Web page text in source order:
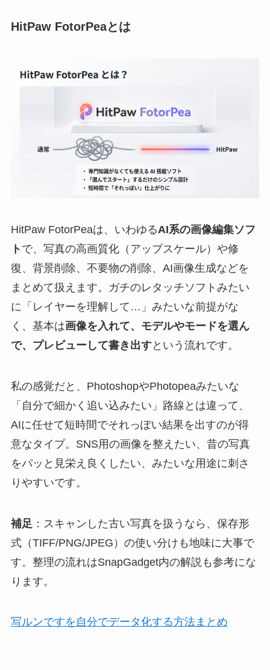
HitPaw FotorPeaとは
HitPaw FotorPeaは、いわゆるAI系の画像編集ソフ
ト で、写真の高画質化（アップスケール）や修
復、背景削除、不要物の削除、AI画像生成などを
まとめて扱えます。ガチのレタッチソフトみたい
に「レイヤーを理解して…」みたいな前提がな
く、基本は画像を入れて、モデルやモードを選ん
で、プレビューして書き出すという流れです。
私の感覚だと、PhotoshopやPhotopeaみたいな
「自分で細かく追い込みたい」路線とは違って、
AIに任せて短時間でそれっぽい結果を出すのが得
意なタイプ。SNS用の画像を整えたい、昔の写真
をパッと見栄え良くしたい、みたいな用途に刺さ
りやすいです。
補足 ：スキャンした古い写真を扱うなら、保存形
式（TIFF/PNG/JPEG）の使い分けも地味に大事で
す。整理の流れはSnapGadget内の解説も参考にな
ります。
写ルンですを自分でデータ化する方法まとめ